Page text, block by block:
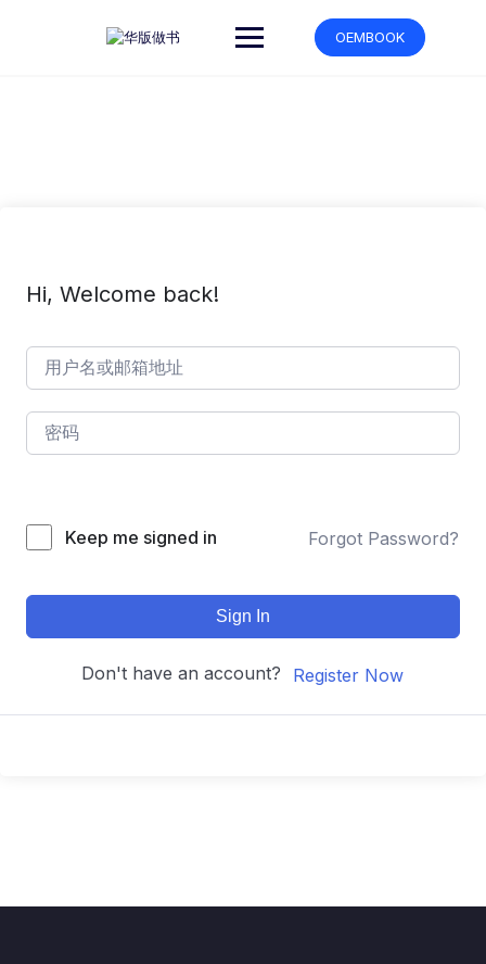
OEMBOOK
Hi, Welcome back!
Keep me signed in Forgot Password?
Sign In
Don't have an account? Register Now